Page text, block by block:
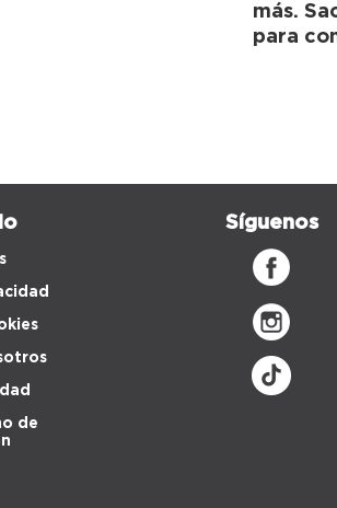
más.
para
de
Síguenos